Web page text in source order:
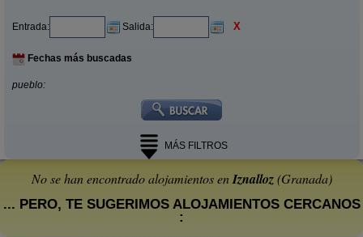
Entrada: Salida: X
Fechas más buscadas
pueblo:
MÁS FILTROS
No se han encontrado alojamientos enIznalloz(Granada)
... PERO, TE SUGERIMOS ALOJAMIENTOS CERCANOS
: